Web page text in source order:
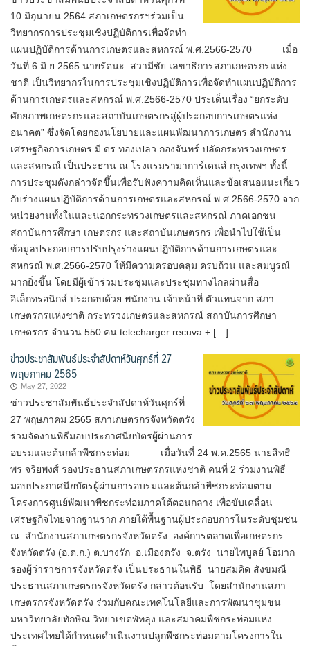
10 มิถุนายน 2564 สภาเกษตรกรฯร่วมเป็น
วิทยากรการประชุมเชิงปฏิบัติการเพื่อจัดทำ
แผนปฏิบัติการด้านการเกษตรและสหกรณ์ พ.ศ.2566-2570 เมื่อ
วันที่ 6 มิ.ย.2565 นายรัตนะ สวามีชัย เลขาธิการสภาเกษตรกรแห่ง
ชาติ เป็นวิทยากรในการประชุมเชิงปฏิบัติการเพื่อจัดทำแผนปฏิบัติการ
ด้านการเกษตรและสหกรณ์ พ.ศ.2566-2570 ประเด็นเรื่อง “ยกระดับ
ศักยภาพเกษตรกรและสถาบันเกษตรกรสู่ผู้ประกอบการเกษตรแห่ง
อนาคต” ซึ่งจัดโดยกองนโยบายและแผนพัฒนาการเกษตร สำนักงาน
เศรษฐกิจการเกษตร มี ดร.ทองเปลว กองจันทร์ ปลัดกระทรวงเกษตร
และสหกรณ์ เป็นประธาน ณ โรงแรมรามาการ์เดนส์ กรุงเทพฯ ทั้งนี้
การประชุมดังกล่าวจัดขึ้นเพื่อรับฟังความคิดเห็นและข้อเสนอแนะเกี่ยว
กับร่างแผนปฏิบัติการด้านการเกษตรและสหกรณ์ พ.ศ.2566-2570 จาก
หน่วยงานทั้งในและนอกกระทรวงเกษตรและสหกรณ์ ภาคเอกชน
สถาบันการศึกษา เกษตรกร และสถาบันเกษตรกร เพื่อนำไปใช้เป็น
ข้อมูลประกอบการปรับปรุงร่างแผนปฏิบัติการด้านการเกษตรและ
สหกรณ์ พ.ศ.2566-2570 ให้มีความครอบคลุม ครบถ้วน และสมบูรณ์
มากยิ่งขึ้น โดยมีผู้เข้าร่วมประชุมและประชุมทางไกลผ่านสื่อ
อิเล็กทรอนิกส์ ประกอบด้วย พนักงาน เจ้าหน้าที่ ตัวแทนจาก สภา
เกษตรกรแห่งชาติ กระทรวงเกษตรและสหกรณ์ สถาบันการศึกษา
เกษตรกร จำนวน 550 คน telecharger recuva + […]
ข่าวประชาสัมพันธ์ประจำสัปดาห์วันศุกร์ที่ 27
พฤษภาคม 2565
May 27, 2022
ข่าวประชาสัมพันธ์ประจำสัปดาห์วันศุกร์ที่
27 พฤษภาคม 2565 สภาเกษตรกรจังหวัดตรัง
ร่วมจัดงานพิธีมอบประกาศนียบัตรผู้ผ่านการ
อบรมและต้นกล้าพืชกระท่อม เมื่อวันที่ 24 พ.ค.2565 นายสิทธิ
พร จริยพงศ์ รองประธานสภาเกษตรกรแห่งชาติ คนที่ 2 ร่วมงานพิธี
มอบประกาศนียบัตรผู้ผ่านการอบรมและต้นกล้าพืชกระท่อมตาม
โครงการศูนย์พัฒนาพืชกระท่อมภาคใต้ตอนกลาง เพื่อขับเคลื่อน
เศรษฐกิจไทยจากฐานราก ภายใต้พื้นฐานผู้ประกอบการในระดับชุมชน
ณ สำนักงานสภาเกษตรกรจังหวัดตรัง องค์การตลาดเพื่อเกษตรกร
จังหวัดตรัง (อ.ต.ก.) ต.บางรัก อ.เมืองตรัง จ.ตรัง นายไพบูลย์ โอมาก
รองผู้ว่าราชการจังหวัดตรัง เป็นประธานในพิธี นายสมคิด สังขมณี
ประธานสภาเกษตรกรจังหวัดตรัง กล่าวต้อนรับ โดยสำนักงานสภา
เกษตรกรจังหวัดตรัง ร่วมกับคณะเทคโนโลยีและการพัฒนาชุมชน
มหาวิทยาลัยทักษิณ วิทยาเขตพัทลุง และสมาคมพืชกระท่อมแห่ง
ประเทศไทยได้กำหนดดำเนินงานปลูกพืชกระท่อมตามโครงการใน